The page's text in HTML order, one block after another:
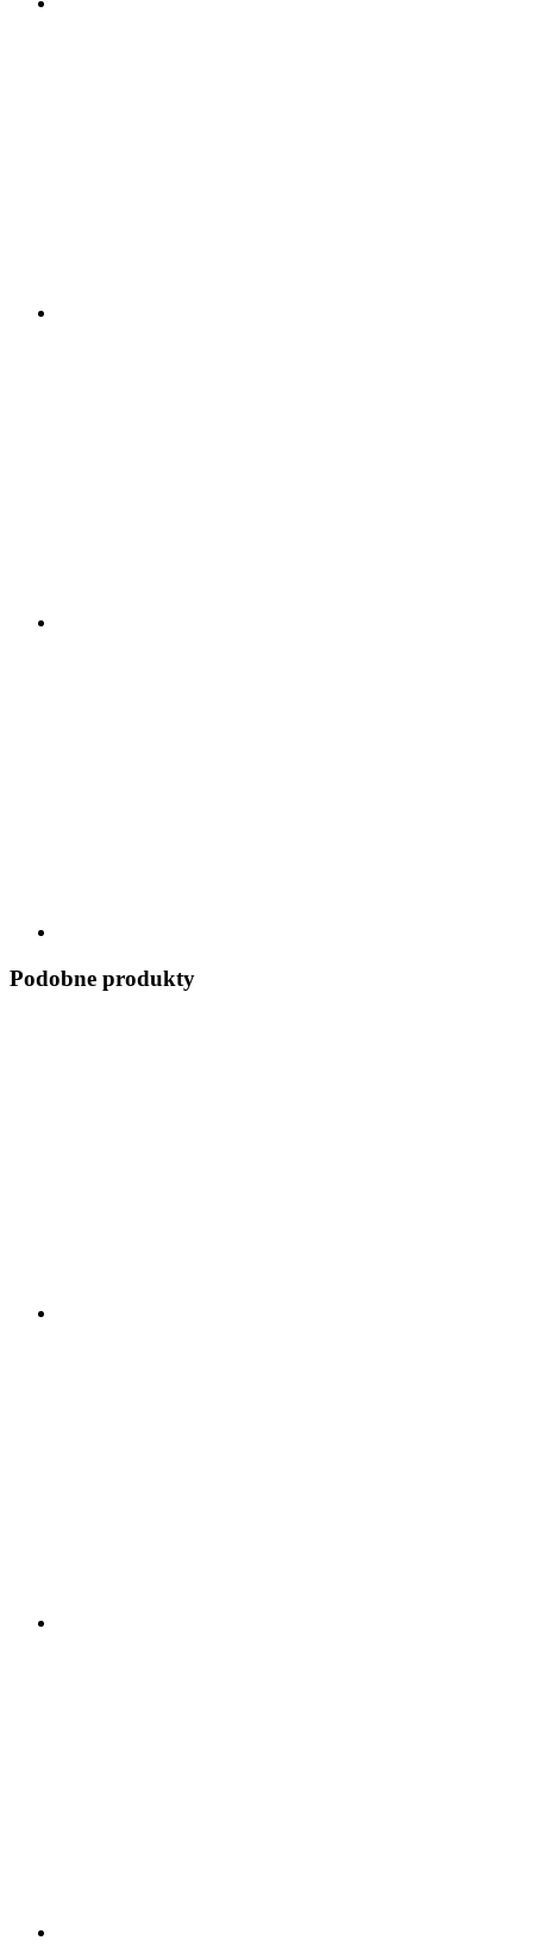
Podobne produkty